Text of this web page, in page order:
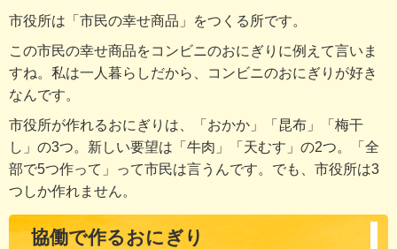
市役所は「市民の幸せ商品」をつくる所です。
この市民の幸せ商品をコンビニのおにぎりに例えて言いま
すね。私は一人暮らしだから、コンビニのおにぎりが好き
なんです。
市役所が作れるおにぎりは、「おかか」「昆布」「梅干
し」の3つ。新しい要望は「牛肉」「天むす」の2つ。「全
部で5つ作って」って市民は言うんです。でも、市役所は3
つしか作れません。
協働で作るおにぎり